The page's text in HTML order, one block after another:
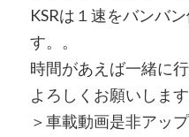
KSRは１速をバンバ
す。。
時間があえば一緒に行
よろしくお願いします
＞車載動画是非アッ